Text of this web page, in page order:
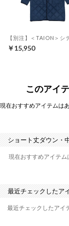
￥15,950
このアイ
現在おすすめアイテムは
ショート丈ダウン・
現在おすすめアイテム
最近チェックしたア
最近チェックしたアイ